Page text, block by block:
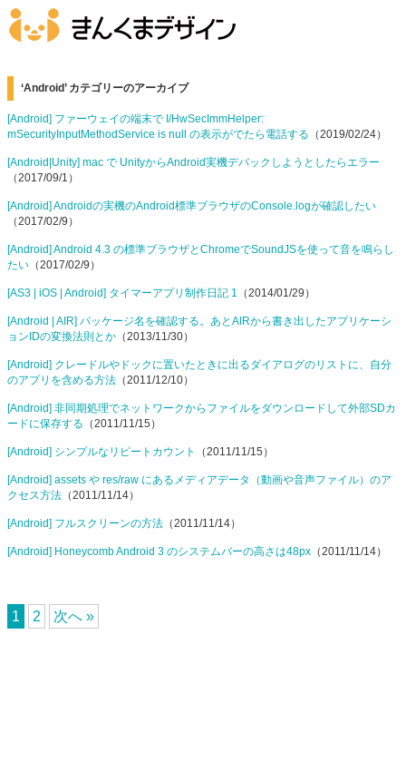
‘Android’ カテゴリーのアーカイブ
[Android] ファーウェイの端末で I/HwSecImmHelper:
mSecurityInputMethodService is null の表示がでたら電話する （2019/02/24）
[Android|Unity] mac で UnityからAndroid実機デバックしようとしたらエラー
（2017/09/1）
[Android] Androidの実機のAndroid標準ブラウザのConsole.logが確認したい
（2017/02/9）
[Android] Android 4.3 の標準ブラウザとChromeでSoundJSを使って音を鳴らし
たい （2017/02/9）
[AS3 | iOS | Android] タイマーアプリ制作日記 1 （2014/01/29）
[Android | AIR] パッケージ名を確認する。あとAIRから書き出したアプリケーシ
ョンIDの変換法則とか （2013/11/30）
[Android] クレードルやドックに置いたときに出るダイアログのリストに、自分
のアプリを含める方法 （2011/12/10）
[Android] 非同期処理でネットワークからファイルをダウンロードして外部SDカ
ードに保存する （2011/11/15）
[Android] シンプルなリピートカウント （2011/11/15）
[Android] assets や res/raw にあるメディアデータ（動画や音声ファイル）のア
クセス方法 （2011/11/14）
[Android] フルスクリーンの方法 （2011/11/14）
[Android] Honeycomb Android 3 のシステムバーの高さは48px （2011/11/14）
1 2 次へ »